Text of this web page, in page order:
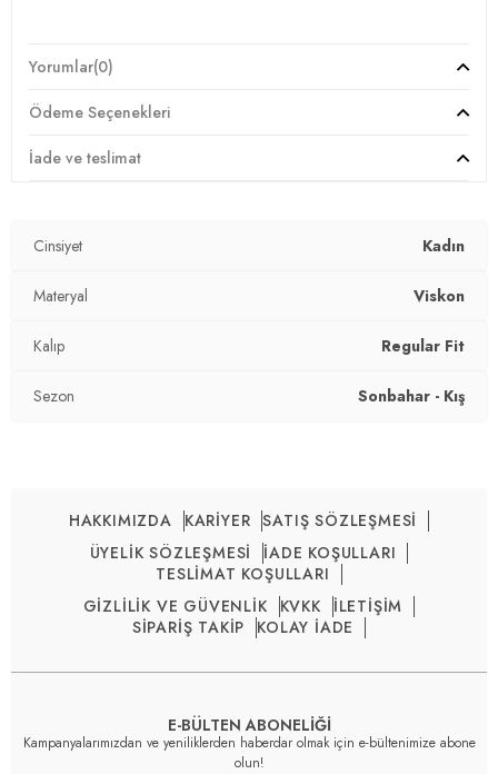
Yorumlar(0)
Ödeme Seçenekleri
İade ve teslimat
Cinsiyet Kadın
Materyal Viskon
Kalıp Regular Fit
Sezon Sonbahar - Kış
HAKKIMIZDA KARİYER SATIŞ SÖZLEŞMESİ
ÜYELİK SÖZLEŞMESİ
İADE KOŞULLARI
TESLİMAT KOŞULLARI
GİZLİLİK VE GÜVENLİK
KVKK
İLETİŞİM
SİPARİŞ TAKİP
KOLAY İADE
E-BÜLTEN ABONELİĞİ
Kampanyalarımızdan ve yeniliklerden haberdar olmak için e-bültenimize abone
olun!